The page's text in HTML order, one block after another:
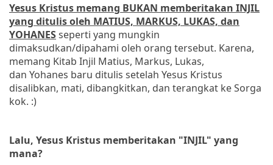
Yesus Kristus memang BUKAN memberitakan INJIL
yang ditulis oleh MATIUS, MARKUS, LUKAS, dan
YOHANESseperti yang mungkin
dimaksudkan/dipahami oleh orang tersebut. Karena,
memang Kitab Injil Matius, Markus, Lukas,
dan Yohanes baru ditulis setelah Yesus Kristus
disalibkan, mati, dibangkitkan, dan terangkat ke Sorga
kok. :)
Lalu, Yesus Kristus memberitakan "INJIL" yang
mana?